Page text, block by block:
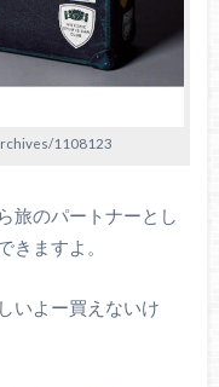
1108123
旅のパートナーとし
ますよ。
いよー買えないけ